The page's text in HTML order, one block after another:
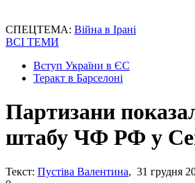
СПЕЦТЕМА: Війна в Ірані
ВСІ ТЕМИ
Вступ України в ЄС
Теракт в Барселоні
Партизани
штабу ЧФ РФ у
Текст: Пустіва Валентина, 31 грудня